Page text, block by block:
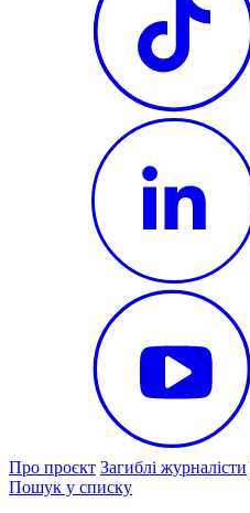
Про проєкт Загиблі журналісти
Пошук у списку